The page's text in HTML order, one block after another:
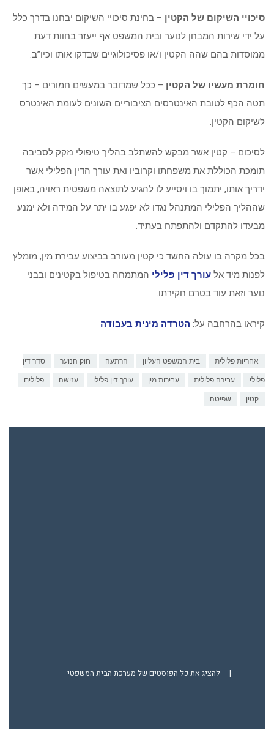
סיכויי השיקום של הקטין – בחינת סיכויי השיקום יבחנו בדרך כלל
על ידי שירות המבחן לנוער ובית המשפט אף ייעזר בחוות דעת
ממוסדות בהם שהה הקטין ו/או פסיכולוגיים שבדקו אותו וכיו”ב.
חומרת מעשיו של הקטין – ככל שמדובר במעשים חמורים – כך
תטה הכף לטובת האינטרסים הציבוריים השונים לעומת האינטרס
לשיקום הקטין.
לסיכום – קטין אשר מבקש להשתלב בהליך טיפולי נזקק לסביבה
תומכת הכוללת את משפחתו וקרוביו ואת עורך הדין הפלילי אשר
ידריך אותו, יתמוך בו ויסייע לו להגיע לתוצאה משפטית ראויה, באופן
שההליך הפלילי המתנהל נגדו לא יפגע בו יתר על המידה ולא ימנע
מבעדו להתקדם ולהתפתח בעתיד.
בכל מקרה בו עולה החשד כי קטין מעורב בביצוע עבירת מין, מומלץ
לפנות מיד אל עורך דין פלילי המתמחה בטיפול בקטינים ובבני
נוער וזאת עוד בטרם חקירתו.
קיראו בהרחבה על: הטרדה מינית בעבודה
אחריות פלילית בית המשפט העליון הרתעה חוק הנוער סדר דין
פלילי עבירה פלילית עבירות מין עורך דין פלילי ענישה פלילים
קטין שפיטה
| להציג את כל הפוסטים של מערכת הבית המשפטי